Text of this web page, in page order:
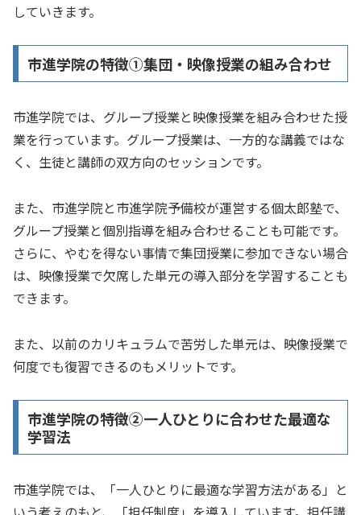
していきます。
市進学院の特徴①集団・映像授業の組み合わせ
市進学院では、グループ授業と映像授業を組み合わせた授
業を行っています。グループ授業は、一方的な講義ではな
く、生徒と講師の双方向のセッションです。
また、市進学院と市進学院予備校が運営する個太郎塾で、
グループ授業と個別指導を組み合わせることも可能です。
さらに、やむを得ない事情で集団授業に参加できない場合
は、映像授業で欠席した単元の導入部分を学習することも
できます。
また、以前のカリキュラムで苦労した単元は、映像授業で
何度でも復習できるのもメリットです。
市進学院の特徴②一人ひとりに合わせた最適な
学習法
市進学院では、「一人ひとりに最適な学習方法がある」と